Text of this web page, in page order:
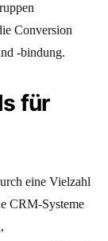
Conversion
-bindung.
für
eine Vielzahl
CRM-Systeme